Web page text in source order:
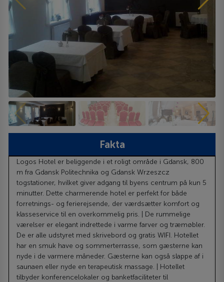
Fakta
Logos Hotel er beliggende i et roligt område i Gdansk, 800
m fra Gdansk Politechnika og Gdansk Wrzeszcz
togstationer, hvilket giver adgang til byens centrum på kun 5
minutter. Dette charmerende hotel er perfekt for både
forretnings- og ferierejsende, der værdsætter komfort og
klasseservice til en overkommelig pris. | De rummelige
værelser er elegant indrettede i varme farver og træmøbler.
De er alle udstyret med skrivebord og gratis WIFI. Hotellet
har en smuk have og sommerterrasse, som gæsterne kan
nyde i de varmere måneder. Gæsterne kan også slappe af i
saunaen eller nyde en terapeutisk massage. | Hotellet
tilbyder konferencelokaler og banketfaciliteter til